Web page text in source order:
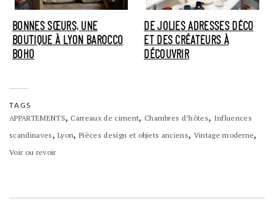
BONNES SŒURS, UNE
BOUTIQUE À LYON BAROCCO
BOHO
DE JOLIES ADRESSES DÉCO
ET DES CRÉATEURS À
DÉCOUVRIR
TAGS
APPARTEMENTS, Carreaux de ciment, Chambres d’hôtes, Influences
scandinaves,Lyon,Pièces design et objets anciens, Vintage moderne,
Voir ou revoir